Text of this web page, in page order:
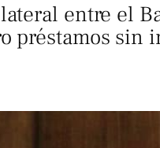
entre el
préstamos sin